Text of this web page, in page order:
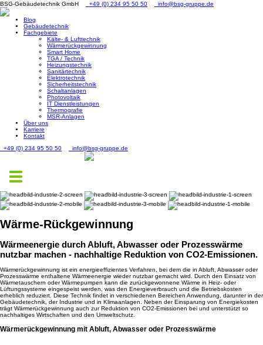
BSG-Gebäudetechnik GmbH +49 (0) 234 95 50 50 info@bsg-gruppe.de
Blog
Gebäudetechnik
Fachgebiete
Kälte- & Lufttechnik
Wärmerückgewinnung
Smart Home
TGA / Technik
Heizungstechnik
Sanitärtechnik
Elektrotechnik
Sicherheitstechnik
Schaltanlagen
Photovoltaik
IT Dienstleistungen
Thermografie
MSR-Anlagen
Über uns
Karriere
Kontakt
+49 (0) 234 95 50 50
info@bsg-gruppe.de
Toggle
navigation
Wärme-Rückgewinnung
Wärmeenergie durch Abluft, Abwasser oder Prozesswärme
nutzbar machen - nachhaltige Reduktion von CO2-Emissionen.
Wärmerückgewinnung ist ein energieeffizientes Verfahren, bei dem die in Abluft, Abwasser oder
Prozesswärme enthaltene Wärmeenergie wieder nutzbar gemacht wird. Durch den Einsatz von
Wärmetauschern oder Wärmepumpen kann die zurückgewonnene Wärme in Heiz- oder
Lüftungssysteme eingespeist werden, was den Energieverbrauch und die Betriebskosten
erheblich reduziert. Diese Technik findet in verschiedenen Bereichen Anwendung, darunter in der
Gebäudetechnik, der Industrie und in Klimaanlagen. Neben der Einsparung von Energiekosten
trägt Wärmerückgewinnung auch zur Reduktion von CO2-Emissionen bei und unterstützt so
nachhaltiges Wirtschaften und den Umweltschutz.
Wärmerückgewinnung mit Abluft, Abwasser oder Prozesswärme